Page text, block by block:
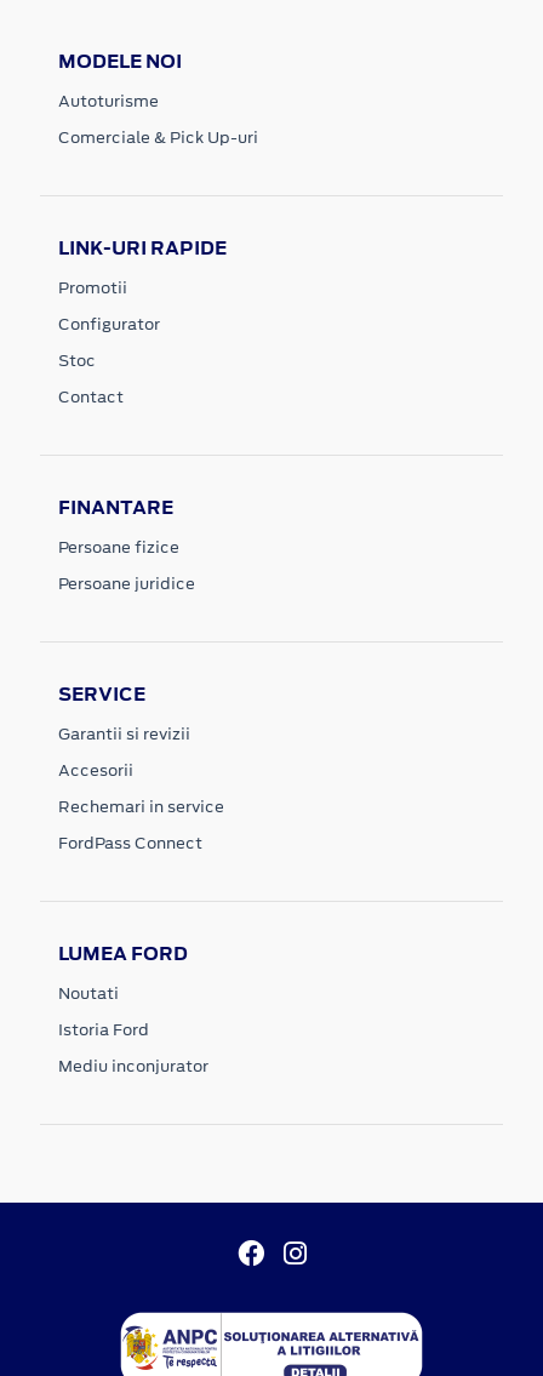
MODELE NOI
Autoturisme
Comerciale & Pick Up-uri
LINK-URI RAPIDE
Promotii
Configurator
Stoc
Contact
FINANTARE
Persoane fizice
Persoane juridice
SERVICE
Garantii si revizii
Accesorii
Rechemari in service
FordPass Connect
LUMEA FORD
Noutati
Istoria Ford
Mediu inconjurator